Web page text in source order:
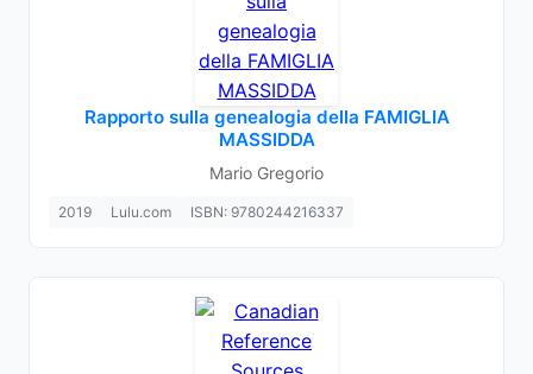
Rapporto sulla genealogia della FAMIGLIA
MASSIDDA
Mario Gregorio
2019 Lulu.com ISBN: 9780244216337